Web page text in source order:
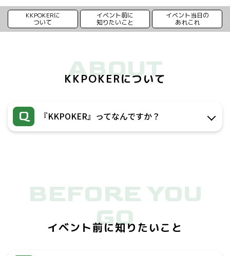
KKPOKERに
ついて
イベント前に
知りたいこと
イベント当日の
あれこれ
ABOUT
KKPOKERについて
Q 『KKPOKER』ってなんですか？
BEFORE YOU
GO
イベント前に知りたいこと